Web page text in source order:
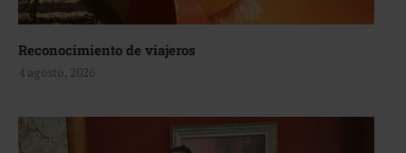
Reconocimiento de viajeros
4 agosto, 2026